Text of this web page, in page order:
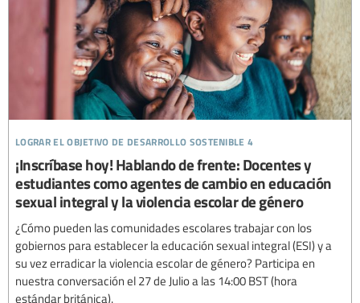
lograr el objetivo de desarrollo sostenible 4
¡Inscríbase hoy! Hablando de frente: Docentes y
estudiantes como agentes de cambio en educación
sexual integral y la violencia escolar de género
¿Cómo pueden las comunidades escolares trabajar con los
gobiernos para establecer la educación sexual integral (ESI) y a
su vez erradicar la violencia escolar de género? Participa en
nuestra conversación el 27 de Julio a las 14:00 BST (hora
estándar británica).